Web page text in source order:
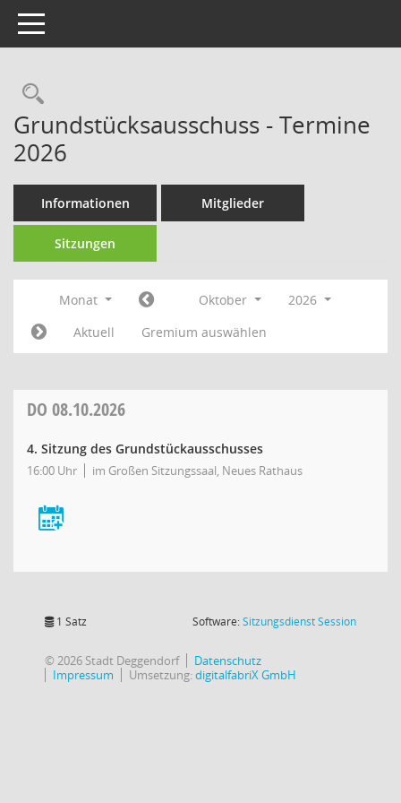
Toggle navigation
Rechercheauswahl
Grundstücksausschuss - Termine
2026
Informationen Mitglieder
Sitzungen
Monat Oktober
2026
Aktuell
Gremium auswählen
DO 08.10.2026
4. Sitzung des Grundstückausschusses
16:00 Uhr im Großen Sitzungssaal, Neues Rathaus
1 Satz Software:SitzungsdienstSession(Wird in
© 2026 Stadt Deggendorf
Datenschutz
Impressum
Umsetzung:digitalfabriX GmbH